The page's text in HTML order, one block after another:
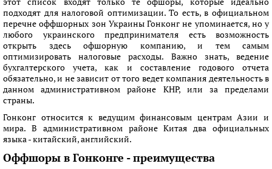
подходят для налоговой оптимизации. То есть, в официальном
перечне оффшорных зон Украины Гонконг не упоминается, но у
любого украинского предпринимателя есть возможность
открыть здесь офшорную компанию, и тем самым
оптимизировать налоговые расходы. Важно знать, ведение
бухгалтерского учета, как и составление годового отчета
обязательно, и не зависит от того ведет компания деятельность в
данном административном районе КНР, или за пределами
страны.
Гонконг относится к ведущим финансовым центрам Азии и
мира. В административном районе Китая два официальных
языка - китайский, английский.
Оффшоры в Гонконге - преимущества